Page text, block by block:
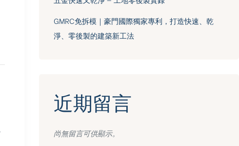
GMRC免拆模｜豪門國際獨家專利，打造快速、乾
淨、零後製的建築新工法
近期留言
尚無留言可供顯示。